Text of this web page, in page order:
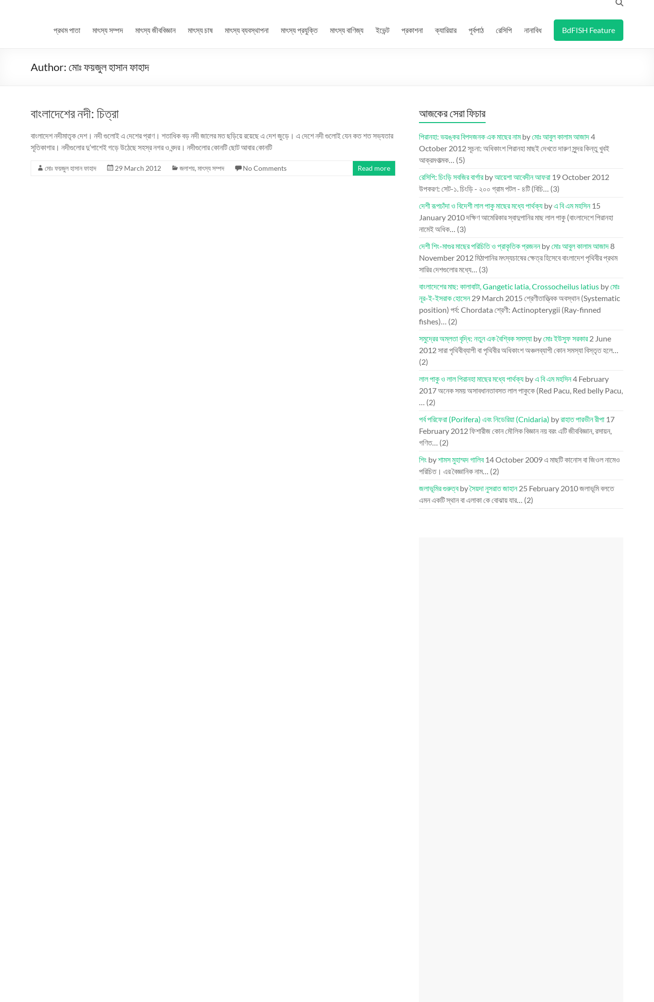
প্রথম পাতা মাৎস্য সম্পদ মাৎস্য জীববিজ্ঞান মাৎস্য চাষ মাৎস্য ব্যবস্থাপনা মাৎস্য প্রযুক্তি মাৎস্য বাণিজ্য ইভেন্ট প্রকাশনা ক্যারিয়ার পূর্বপাঠ রেসিপি নানাবিধ BdFISH Feature
Author: মোঃ ফয়জুল হাসান ফাহাদ
বাংলাদেশের নদী: চিত্রা
বাংলাদেশ নদীমাতৃক দেশ। নদী গুলোই এ দেশের প্রাণ। শতাধিক বড় নদী জালের মত ছড়িয়ে রয়েছে এ দেশ জুড়ে। এ দেশে নদী গুলোই যেন কত শত সভ্যতার
সূতিকাগার। নদীগুলোর দু’পাশেই গড়ে উঠেছে সহস্র নগর ও বন্দর। নদীগুলোর কোনটি ছোট আবার কোনটি
মোঃ ফয়জুল হাসান ফাহাদ 29 March 2012 জলাশয়, মাৎস্য সম্পদ No Comments Read more
আজকের সেরা ফিচার
পিরানহা: ভয়ঙ্কর বিপদজনক এক মাছের নামbyমোঃ আবুল কালাম আজাদ4
October 2012সূচনা: অধিকাংশ পিরানহা মাছই দেখতে দারুণ সুন্দর কিন্তু খুবই
আক্রমণাত্মক… (5)
রেসিপি: চিংড়ি সবজির বার্গারbyআয়েশা আবেদীন আফরা 19 October 2012
উপকরণ: সেট-১. চিংড়ি - ২০০ গ্রাম পটল - ৪টি (বিচি… (3)
দেশী রূপচাঁদা ও বিদেশী লাল পাকু মাছের মধ্যে পার্থক্য byএ বি এম মহসিন 15
January 2010দক্ষিণ আমেরিকার স্বাদুপানির মাছ লাল পাকু (বাংলাদেশে পিরানহা
নামেই অধিক… (3)
দেশী শিং-মাগুর মাছের পরিচিতি ও প্রাকৃতিক প্রজননbyমোঃ আবুল কালাম আজাদ8
November 2012মিঠাপানির মৎস্যচাষের ক্ষেত্র হিসেবে বাংলাদেশ পৃথিবীর প্রথম
সারির দেশগুলোর মধ্যে… (3)
বাংলাদেশের মাছ: কালাবাটা, Gangetic latia, Crossocheilus latius byমোঃ
নূর-ই-ইসরাক হোসেন 29 March 2015 শ্রেণীতাত্ত্বিক অবস্থান (Systematic
position) পর্ব: Chordata শ্রেণী: Actinopterygii (Ray-finned
fishes)… (2)
সমুদ্রের অম্লতা বৃদ্ধি: নতুন এক বৈশ্বিক সমস্যা byমোঃ ইউসুফ সরকার 2 June
2012সারা পৃথিবীব্যাপী বা পৃথিবীর অধিকাংশ অঞ্চলব্যাপী কোন সমস্যা বিস্তৃত হলে…
(2)
লাল পাকু ও লাল পিরানহা মাছের মধ্যে পার্থক্য byএ বি এম মহসিন4 February
2017অনেক সময় অসাবধানতাবসত লাল পাকুকে (Red Pacu, Red belly Pacu,
… (2)
পর্ব পরিফেরা (Porifera) এবং নিডেরিয়া (Cnidaria) byরাহাত পারভীন রীপা 17
February 2012ফিশারীজ কোন মৌলিক বিজ্ঞান নয় বরং এটি জীববিজ্ঞান, রসায়ন,
গণিত… (2)
শিং byশামস মুহাম্মদ গালিব 14 October 2009এ মাছটি কানোস বা জিওল নামেও
পরিচিত। এর বৈজ্ঞানিক নাম… (2)
জলাভূমির গুরুত্বbyসৈয়দা নুসরাত জাহান 25 February 2010জলাভূমি বলতে
এমন একটি স্থান বা এলাকা কে বোঝায় যার… (2)